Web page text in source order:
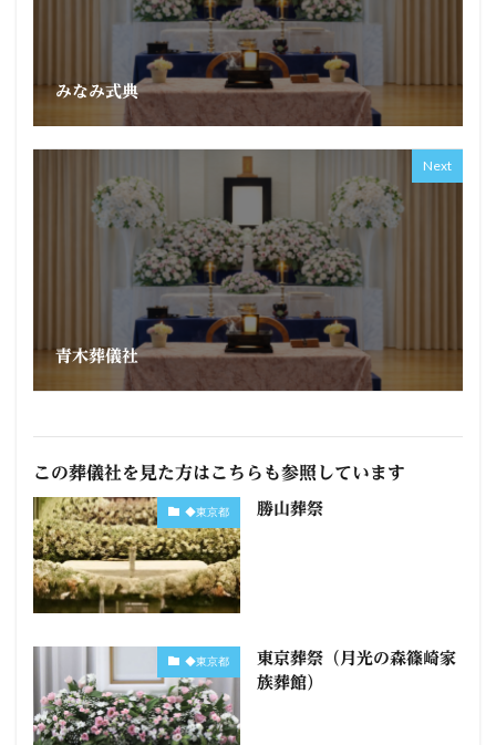
みなみ式典
Next
青木葬儀社
この葬儀社を見た方はこちらも参照しています
◆東京都 勝山葬祭
◆東京都
東京葬祭（月光の森篠崎家
族葬館）